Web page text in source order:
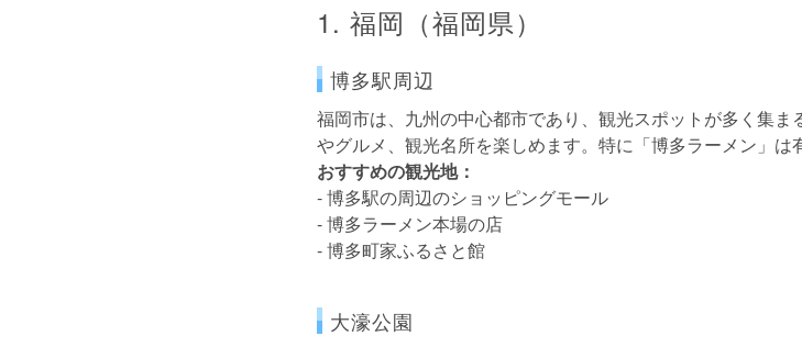
1. 福岡（福岡県）
博多駅周辺
福岡市は、九州の中心都市であり、観光スポットが多く集
やグルメ、観光名所を楽しめます。特に「博多ラーメン」は
おすすめの観光地：
- 博多駅の周辺のショッピングモール
- 博多ラーメン本場の店
- 博多町家ふるさと館
大濠公園